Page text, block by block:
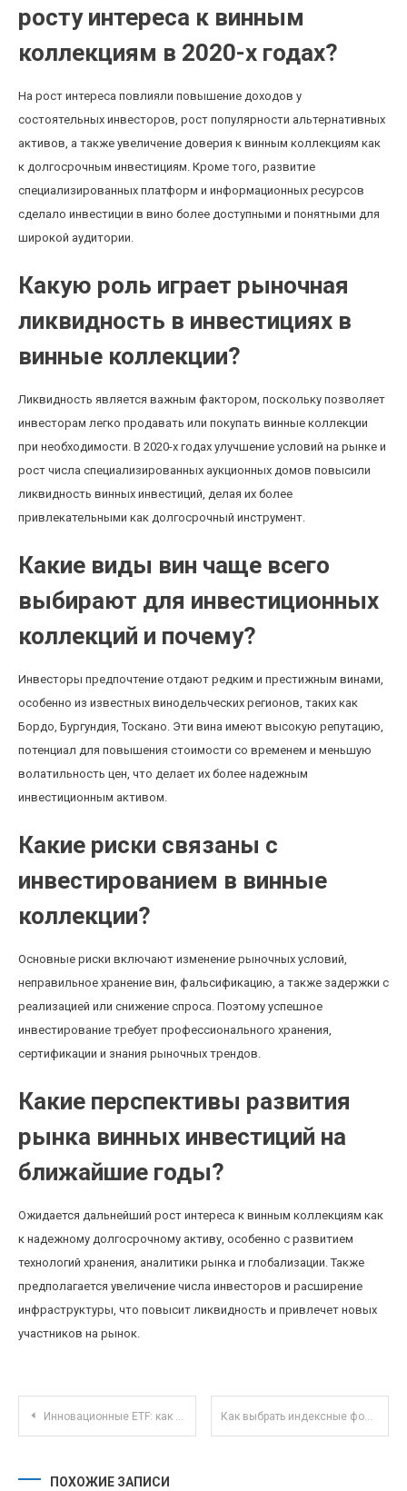
росту интереса к винным
коллекциям в 2020-х годах?
На рост интереса повлияли повышение доходов у
состоятельных инвесторов, рост популярности альтернативных
активов, а также увеличение доверия к винным коллекциям как
к долгосрочным инвестициям. Кроме того, развитие
специализированных платформ и информационных ресурсов
сделало инвестиции в вино более доступными и понятными для
широкой аудитории.
Какую роль играет рыночная
ликвидность в инвестициях в
винные коллекции?
Ликвидность является важным фактором, поскольку позволяет
инвесторам легко продавать или покупать винные коллекции
при необходимости. В 2020-х годах улучшение условий на рынке и
рост числа специализированных аукционных домов повысили
ликвидность винных инвестиций, делая их более
привлекательными как долгосрочный инструмент.
Какие виды вин чаще всего
выбирают для инвестиционных
коллекций и почему?
Инвесторы предпочтение отдают редким и престижным винами,
особенно из известных винодельческих регионов, таких как
Бордо, Бургундия, Тоскано. Эти вина имеют высокую репутацию,
потенциал для повышения стоимости со временем и меньшую
волатильность цен, что делает их более надежным
инвестиционным активом.
Какие риски связаны с
инвестированием в винные
коллекции?
Основные риски включают изменение рыночных условий,
неправильное хранение вин, фальсификацию, а также задержки с
реализацией или снижение спроса. Поэтому успешное
инвестирование требует профессионального хранения,
сертификации и знания рыночных трендов.
Какие перспективы развития
рынка винных инвестиций на
ближайшие годы?
Ожидается дальнейший рост интереса к винным коллекциям как
к надежному долгосрочному активу, особенно с развитием
технологий хранения, аналитики рынка и глобализации. Также
предполагается увеличение числа инвесторов и расширение
инфраструктуры, что повысит ликвидность и привлечет новых
участников на рынок.
Навигация по записям
Инновационные ETF: как ESG-фонды меняют стратегию инвестирования в 2025 году Как выбрать индексные фонды для начинающих: опыт и советы экспертов
ПОХОЖИЕ ЗАПИСИ